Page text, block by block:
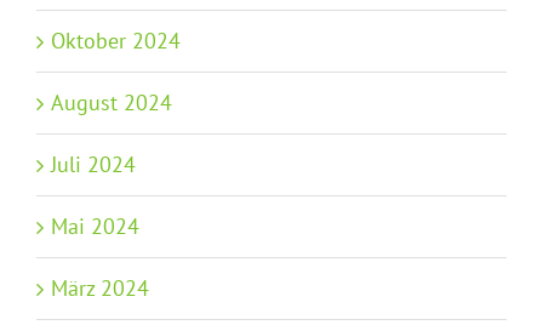
Oktober 2024
August 2024
Juli 2024
Mai 2024
März 2024